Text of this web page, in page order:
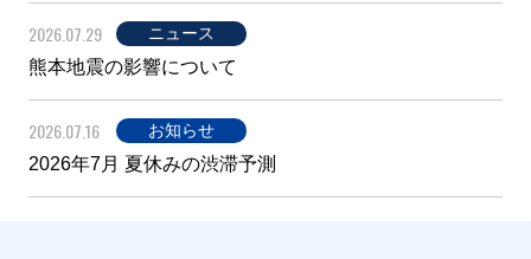
2026.07.29 ニュース
熊本地震の影響について
2026.07.16 お知らせ
2026年7月 夏休みの渋滞予測